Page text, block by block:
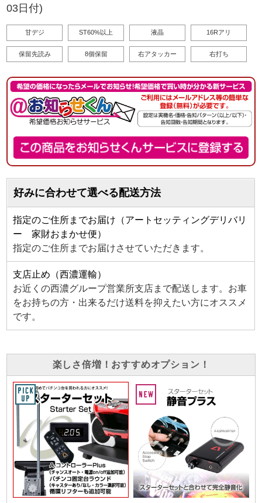
03日付)
甘デジ ST60%以上 液晶 16Rアリ
保留先読み 8個保留 右アタッカー 右打ち
好みに合わせて選べる配送方法
指定のご住所までお届け（アートセッティングデリバリ
ー 家財おまかせ便）
指定のご住所までお届けさせていただきます。
支店止め（西濃運輸）
お近くの西濃グループ営業所支店まで配送します。お車
をお持ちの方・出来るだけ送料を抑えたい方にオススメ
です。
楽しさ倍増！おすすめオプション！